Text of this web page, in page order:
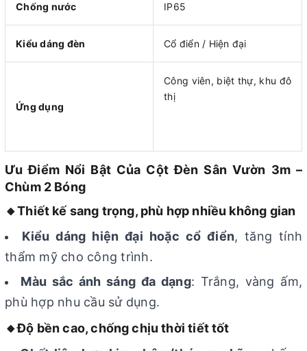
Chống nước IP65
Kiểu dáng đèn Cổ điển / Hiện đại
Ứng dụng
Công viên, biệt thự, khu đô
thị
Ưu Điểm Nổi Bật Của Cột Đèn Sân Vườn 3m –
Chùm 2 Bóng
🔸Thiết kế sang trọng, phù hợp nhiều không gian
Kiểu dáng hiện đại hoặc cổ điển, tăng tính
thẩm mỹ cho công trình.
Màu sắc ánh sáng đa dạng: Trắng, vàng ấm,
phù hợp nhu cầu sử dụng.
🔸Độ bền cao, chống chịu thời tiết tốt